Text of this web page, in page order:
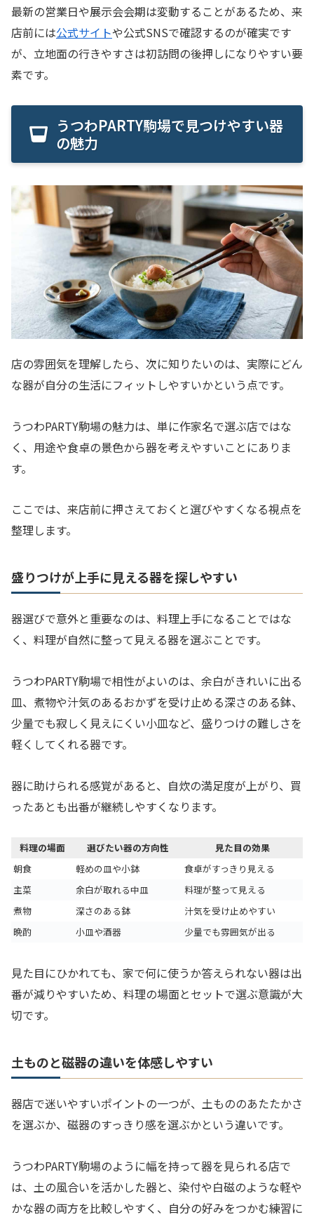
最新の営業日や展示会会期は変動することがあるため、来
店前には公式サイトや公式SNSで確認するのが確実です
が、立地面の行きやすさは初訪問の後押しになりやすい要
素です。
うつわPARTY駒場で見つけやすい器
の魅力
店の雰囲気を理解したら、次に知りたいのは、実際にどん
な器が自分の生活にフィットしやすいかという点です。
うつわPARTY駒場の魅力は、単に作家名で選ぶ店ではな
く、用途や食卓の景色から器を考えやすいことにありま
す。
ここでは、来店前に押さえておくと選びやすくなる視点を
整理します。
盛りつけが上手に見える器を探しやすい
器選びで意外と重要なのは、料理上手になることではな
く、料理が自然に整って見える器を選ぶことです。
うつわPARTY駒場で相性がよいのは、余白がきれいに出る
皿、煮物や汁気のあるおかずを受け止める深さのある鉢、
少量でも寂しく見えにくい小皿など、盛りつけの難しさを
軽くしてくれる器です。
器に助けられる感覚があると、自炊の満足度が上がり、買
ったあとも出番が継続しやすくなります。
料理の場面 選びたい器の方向性
見た目の効果
朝食
軽めの皿や小鉢
食卓がすっきり見える
主菜
余白が取れる中皿
料理が整って見える
煮物
深さのある鉢
汁気を受け止めやすい
晩酌
小皿や酒器 少量でも雰囲気が出る
見た目にひかれても、家で何に使うか答えられない器は出
番が減りやすいため、料理の場面とセットで選ぶ意識が大
切です。
土ものと磁器の違いを体感しやすい
器店で迷いやすいポイントの一つが、土もののあたたかさ
を選ぶか、磁器のすっきり感を選ぶかという違いです。
うつわPARTY駒場のように幅を持って器を見られる店で
は、土の風合いを活かした器と、染付や白磁のような軽や
かな器の両方を比較しやすく、自分の好みをつかむ練習に